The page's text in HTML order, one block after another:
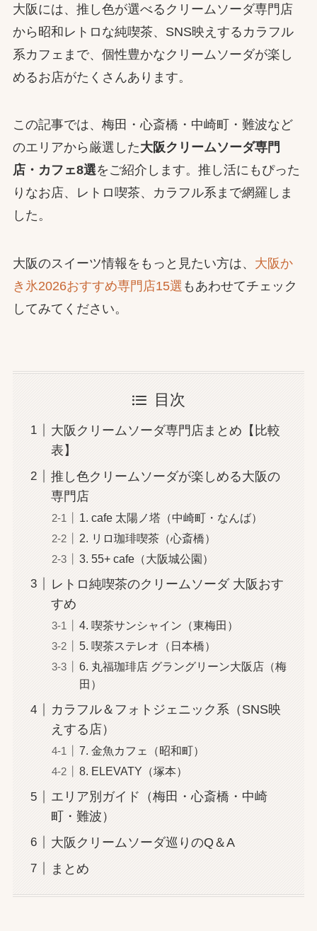
大阪には、推し色が選べるクリームソーダ専門店
から昭和レトロな純喫茶、SNS映えするカラフル
系カフェまで、個性豊かなクリームソーダが楽し
めるお店がたくさんあります。
この記事では、梅田・心斎橋・中崎町・難波など
のエリアから厳選した大阪クリームソーダ専門
店・カフェ8選をご紹介します。推し活にもぴった
りなお店、レトロ喫茶、カラフル系まで網羅しま
した。
大阪のスイーツ情報をもっと見たい方は、 大阪か
き氷2026おすすめ専門店15選 もあわせてチェック
してみてください。
目次
大阪クリームソーダ専門店まとめ【比較
表】
推し色クリームソーダが楽しめる大阪の
専門店
1. cafe 太陽ノ塔（中崎町・なんば）
2. リロ珈琲喫茶（心斎橋）
3. 55+ cafe（大阪城公園）
レトロ純喫茶のクリームソーダ 大阪おす
すめ
4. 喫茶サンシャイン（東梅田）
5. 喫茶ステレオ（日本橋）
6. 丸福珈琲店 グラングリーン大阪店（梅
田）
カラフル＆フォトジェニック系（SNS映
えする店）
7. 金魚カフェ（昭和町）
8. ELEVATY（塚本）
エリア別ガイド（梅田・心斎橋・中崎
町・難波）
大阪クリームソーダ巡りのQ＆A
まとめ